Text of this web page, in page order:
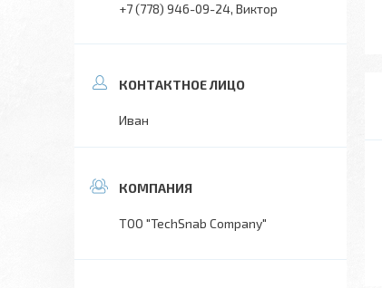
+7 (778) 946-09-24 Виктор
Иван
TOO "TechSnab Company"